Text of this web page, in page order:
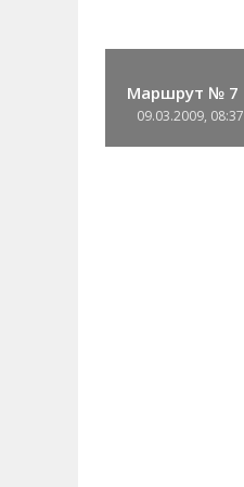
Маршрут № 7
09.03.2009, 08:37